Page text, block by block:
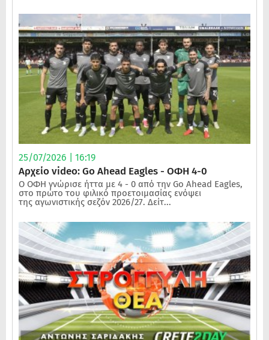
25/07/2026 | 16:19
Αρχείο video: Go Ahead Eagles - ΟΦΗ 4-0
Ο ΟΦΗ γνώρισε ήττα με 4 - 0 από την Go Ahead Eagles,
στο πρώτο του φιλικό προετοιμασίας ενόψει
της αγωνιστικής σεζόν 2026/27. Δείτ...